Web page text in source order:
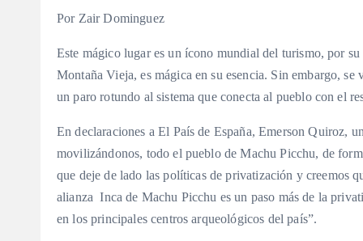
Por Zair Dominguez
Este mágico lugar es un ícono mundial del turismo, por
Montaña Vieja, es mágica en su esencia. Sin embargo,
un paro rotundo al sistema que conecta al pueblo con el
En declaraciones a El País de España, Emerson Quiroz,
movilizándonos, todo el pueblo de Machu Picchu, de
que deje de lado las políticas de privatización y creemos
alianza Inca de Machu Picchu es un paso más de la
en los principales centros arqueológicos del país”.